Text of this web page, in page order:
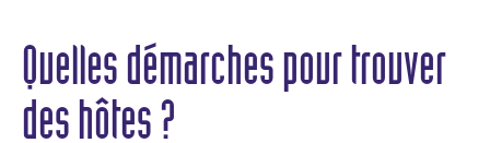
Quelles démarches pour trouver
des hôtes ?